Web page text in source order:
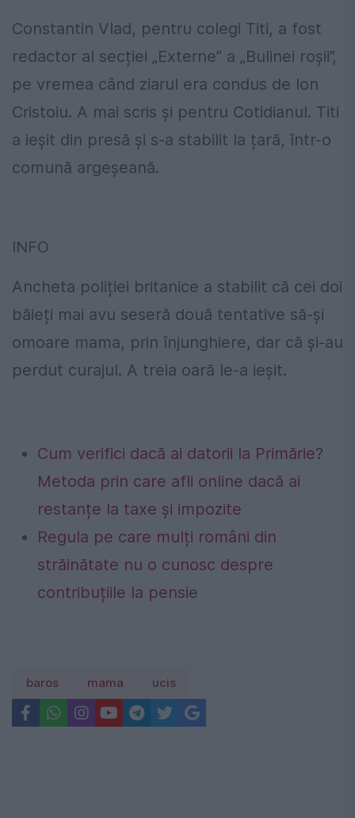
Constantin Vlad, pentru colegi Titi, a fost
redactor al secției „Externe” a „Bulinei roșii”,
pe vremea când ziarul era condus de Ion
Cristoiu. A mai scris și pentru Cotidianul. Titi
a ieșit din presă și s-a stabilit la țară, într-o
comună argeșeană.
INFO
Ancheta poliției britanice a stabilit că cei doi
băieți mai avu seseră două tentative să-și
omoare mama, prin înjunghiere, dar că și-au
perdut curajul. A treia oară le-a ieșit.
Cum verifici dacă ai datorii la Primărie?
Metoda prin care afli online dacă ai
restanțe la taxe și impozite
Regula pe care mulți români din
străinătate nu o cunosc despre
contribuțiile la pensie
baros mama ucis